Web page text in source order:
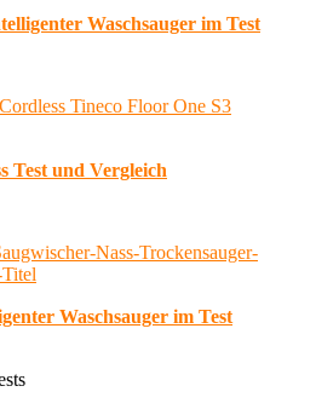
Waschsauger im Test
Test und Vergleich
Waschsauger im Test